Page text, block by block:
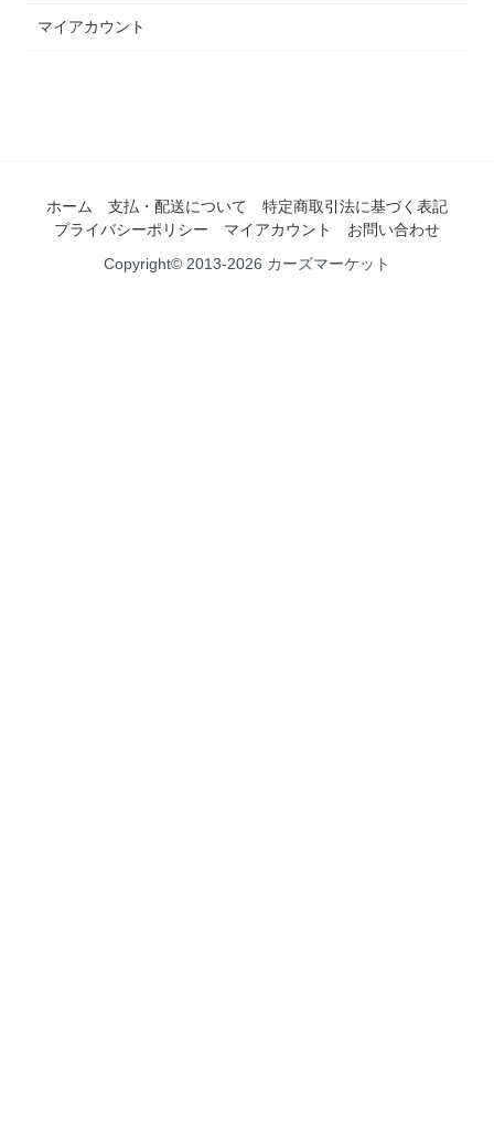
マイアカウント
ホーム 支払・配送について
特定商取引法に基づく表記
プライバシーポリシー
マイアカウント
お問い合わせ
Copyright© 2013-2026 カーズマーケット